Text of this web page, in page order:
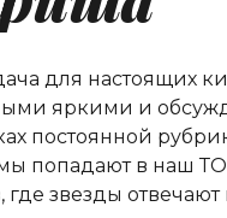
для настоящих
яркими и
постоянной
попадают в наш
где звезды